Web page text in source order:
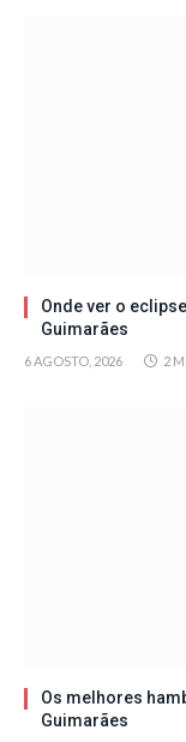
Onde ver o
Guimarães
6 AGOSTO, 2026 2
Os melhores
Guimarães